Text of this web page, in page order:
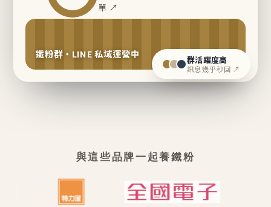
單 ↗
鐵粉群・LINE 私域運營中 群活躍度高
訊息幾乎秒回 ↗
與這些品牌一起養鐵粉